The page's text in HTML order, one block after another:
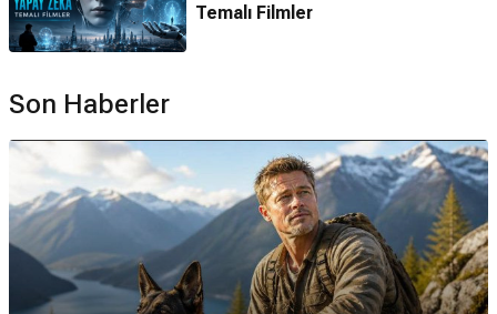
Temalı Filmler
Son Haberler